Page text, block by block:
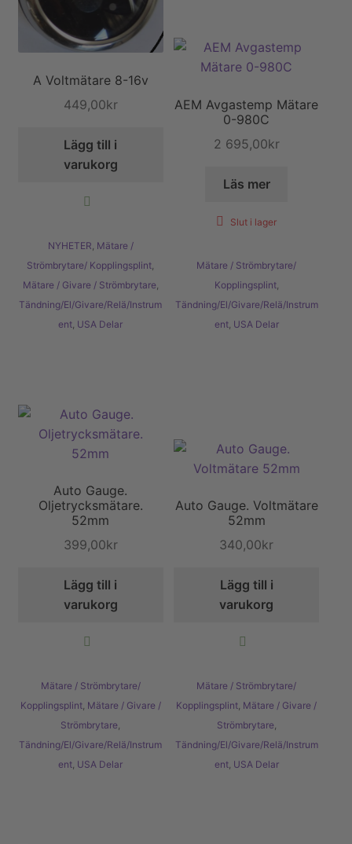
A Voltmätare 8-16v
449,00kr
Lägg till i
varukorg
NYHETER, Mätare /
Strömbrytare/ Kopplingsplint,
Mätare / Givare / Strömbrytare,
Tändning/El/Givare/Relä/Instrum
ent, USA Delar
AEM Avgastemp Mätare
0-980C
2 695,00kr
Läs mer
Slut i lager
Mätare / Strömbrytare/
Kopplingsplint,
Tändning/El/Givare/Relä/Instrum
ent, USA Delar
Auto Gauge.
Oljetrycksmätare.
52mm
399,00kr
Lägg till i
varukorg
Mätare / Strömbrytare/
Kopplingsplint, Mätare / Givare /
Strömbrytare,
Tändning/El/Givare/Relä/Instrum
ent, USA Delar
Auto Gauge. Voltmätare
52mm
340,00kr
Lägg till i
varukorg
Mätare / Strömbrytare/
Kopplingsplint, Mätare / Givare /
Strömbrytare,
Tändning/El/Givare/Relä/Instrum
ent, USA Delar